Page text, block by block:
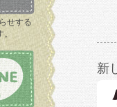
せする
新